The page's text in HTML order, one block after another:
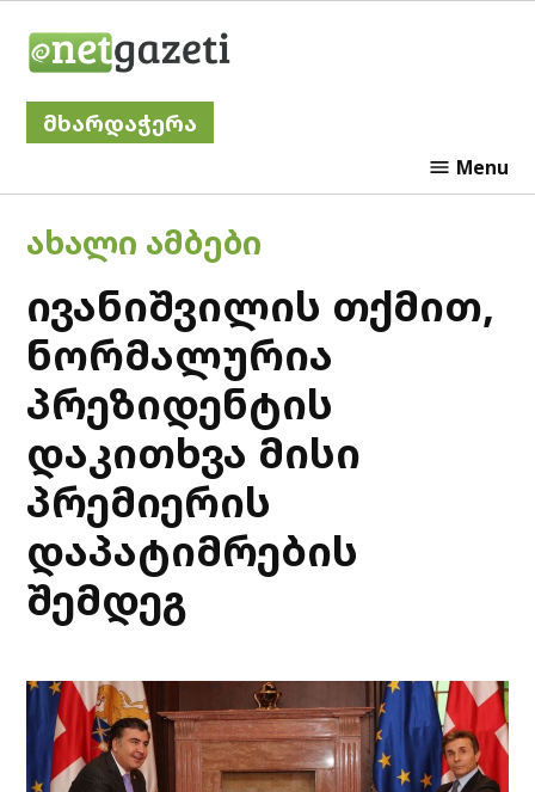
მხარდაჭერა
Menu
POSTED
ᲐᲮᲐᲚᲘ ᲐᲛᲑᲔᲑᲘ
ივანიშვილის თქმით,
ნორმალურია
პრეზიდენტის
დაკითხვა მისი
პრემიერის
დაპატიმრების
შემდეგ